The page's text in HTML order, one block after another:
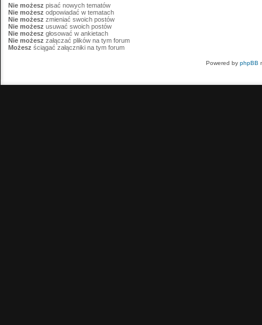
Nie możesz pisać nowych tematów
Nie możesz odpowiadać w tematach
Nie możesz zmieniać swoich postów
Nie możesz usuwać swoich postów
Nie możesz głosować w ankietach
Nie możesz załączać plików na tym forum
Możesz ściągać załączniki na tym forum
Powered by phpBB